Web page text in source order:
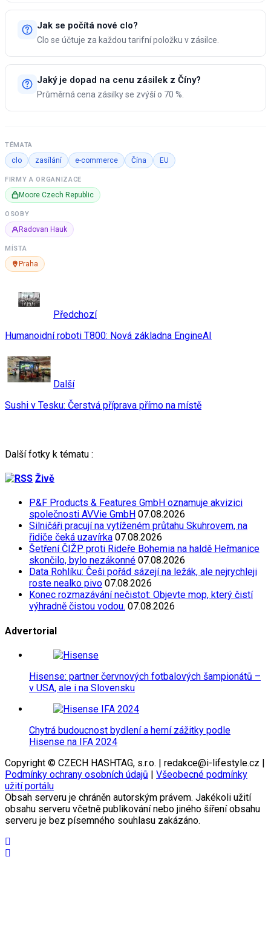
Jak se počítá nové clo?
Clo se účtuje za každou tarifní položku v zásilce.
Jaký je dopad na cenu zásilek z Číny?
Průměrná cena zásilky se zvýší o 70 %.
TÉMATA
clo zasílání e-commerce Čína EU
FIRMY A ORGANIZACE
Moore Czech Republic
OSOBY
Radovan Hauk
MÍSTA
Praha
Předchozí
Humanoidní roboti T800: Nová základna EngineAI
Další
Sushi v Tesku: Čerstvá příprava přímo na místě
Další fotky k tématu :
Živě
P&F Products & Features GmbH oznamuje akvizici
společnosti AVVie GmbH 07.08.2026
Silničáři pracují na vytíženém průtahu Skuhrovem, na
řidiče čeká uzavírka 07.08.2026
Šetření ČIŽP proti Rideře Bohemia na haldě Heřmanice
skončilo, bylo nezákonné 07.08.2026
Data Rohlíku: Češi pořád sázejí na ležák, ale nejrychleji
roste nealko pivo 07.08.2026
Konec rozmazávání nečistot: Objevte mop, který čistí
výhradně čistou vodou. 07.08.2026
Advertorial
Hisense: partner červnových fotbalových šampionátů –
v USA, ale i na Slovensku
Chytrá budoucnost bydlení a herní zážitky podle
Hisense na IFA 2024
Copyright © CZECH HASHTAG, s.r.o. | redakce@i-lifestyle.cz |
Podmínky ochrany osobních údajů | Všeobecné podmínky
užití portálu
Obsah serveru je chráněn autorským právem. Jakékoli užití
obsahu serveru včetně publikování nebo jiného šíření obsahu
serveru je bez písemného souhlasu zakázáno.